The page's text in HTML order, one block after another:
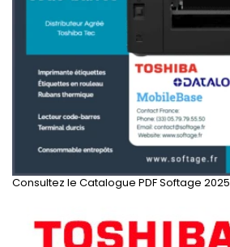
Consultez le Catalogue PDF Softage 2025